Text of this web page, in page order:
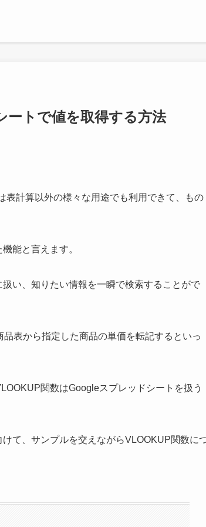
ートで値を取得する方法
表計算以外の様々な用途でも利用できて、もの
能と言えます。
い、知りたい情報を一瞬で検索することがで
表から指定した商品の単価を転記するといっ
関数はGoogleスプレッドシートを扱う
て、サンプルを交えながらVLOOKUP関数に